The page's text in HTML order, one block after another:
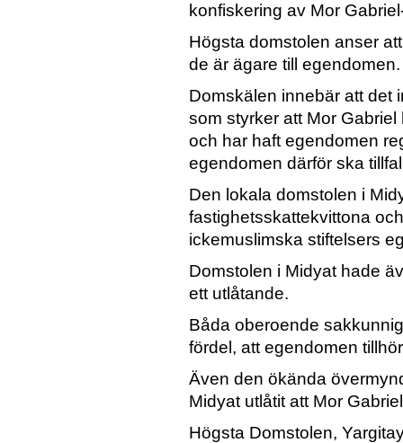
konfiskering av Mor
Högsta domstolen anser
de är ägare till egendomen.
Domskälen innebär att det
som styrker att Mor
och har haft egendomen
egendomen därför ska
Den lokala domstolen i
fastighetsskattekvittona
ickemuslimska stiftelsers
Domstolen i Midyat hade
ett utlåtande.
Båda oberoende
fördel, att egendomen
Även den ökända
Midyat utlåtit att Mor
Högsta Domstolen,